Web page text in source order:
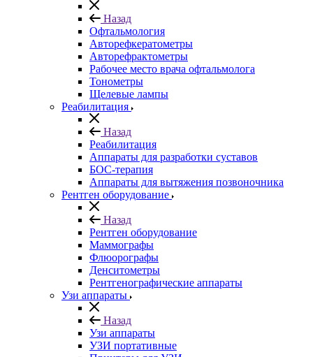
Назад
Офтальмология
Авторефкератометры
Авторефрактометры
Рабочее место врача офтальмолога
Тонометры
Щелевые лампы
Реабилитация
Назад
Реабилитация
Аппараты для разработки суставов
БОС-терапия
Аппараты для вытяжения позвоночника
Рентген оборудование
Назад
Рентген оборудование
Маммографы
Флюорографы
Денситометры
Рентгенографические аппараты
Узи аппараты
Назад
Узи аппараты
УЗИ портативные